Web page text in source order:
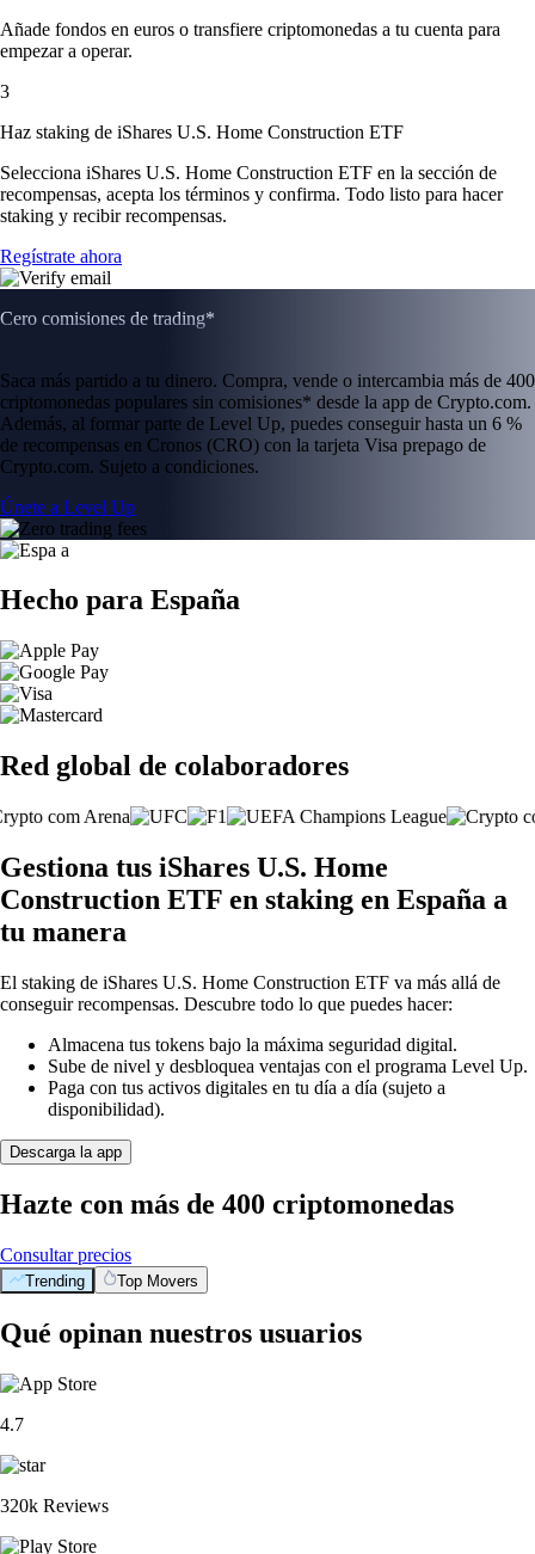
Añade fondos en euros o transfiere criptomonedas a tu cuenta para
empezar a operar.
3
Haz staking de iShares U.S. Home Construction ETF
Selecciona iShares U.S. Home Construction ETF en la sección de
recompensas, acepta los términos y confirma. Todo listo para hacer
staking y recibir recompensas.
Regístrate ahora
Cero comisiones de trading*
Saca más partido a tu dinero. Compra, vende o intercambia más de 400
criptomonedas populares sin comisiones* desde la app de Crypto.com.
Además, al formar parte de Level Up, puedes conseguir hasta un 6 %
de recompensas en Cronos (CRO) con la tarjeta Visa prepago de
Crypto.com. Sujeto a condiciones.
Únete a Level Up
Hecho para España
Red global de colaboradores
Gestiona tus iShares U.S. Home
Construction ETF en staking en España a
tu manera
El staking de iShares U.S. Home Construction ETF va más allá de
conseguir recompensas. Descubre todo lo que puedes hacer:
Almacena tus tokens bajo la máxima seguridad digital.
Sube de nivel y desbloquea ventajas con el programa Level Up.
Paga con tus activos digitales en tu día a día (sujeto a
disponibilidad).
Descarga la app
Hazte con más de 400 criptomonedas
Consultar precios
Trending Top Movers
Qué opinan nuestros usuarios
4.7
320k Reviews